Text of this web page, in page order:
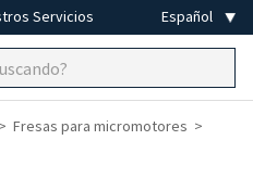
Servicios
Fresas para micromotores